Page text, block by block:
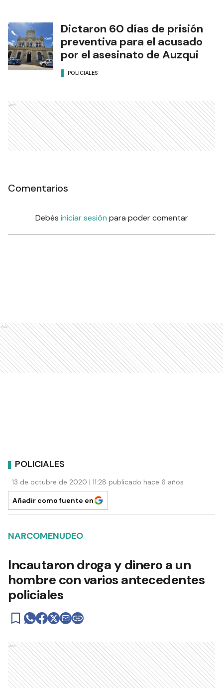
Dictaron 60 días de prisión
preventiva para el acusado
por el asesinato de Auzqui
POLICIALES
Ads
Comentarios
Debés iniciar sesión para poder comentar
Ads
POLICIALES
13 de octubre de 2020 | 11:28 publicado hace 6 años
Añadir como fuente en
NARCOMENUDEO
Incautaron droga y dinero a un
hombre con varios antecedentes
policiales
Ads